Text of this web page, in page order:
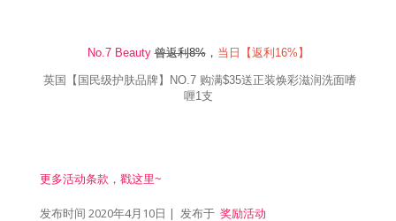
No.7 Beauty 曾返利8%， 当日【返利 16% 】
英国【国民级护肤品牌】 NO.7 购满$35送正装焕彩滋润洗面嗜
喱1支
更多活动条款，戳这里~
发布时间 2020年4月10日 | 发布于 奖励活动